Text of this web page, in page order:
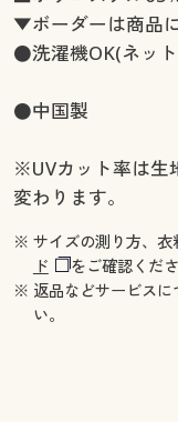
▼ボーダーは商品
●洗濯機OK(ネッ
●中国製
※UVカット率は生
変わります。
※ サイズの測り方、衣
ド
をご確認くださ
※ 返品などサービスに
い。